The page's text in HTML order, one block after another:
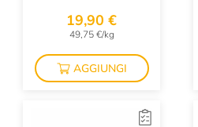
Oroazzurro
Pan Dei Massi
Panela
19,90 €
49,75 €/kg
AGGIUNGI